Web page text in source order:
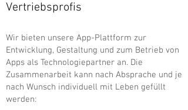
Vertriebsprofis
Wir bieten unsere App-Plattform zur
Entwicklung, Gestaltung und zum Betrieb von
Apps als Technologiepartner an. Die
Zusammenarbeit kann nach Absprache und je
nach Wunsch individuell mit Leben gefüllt
werden: